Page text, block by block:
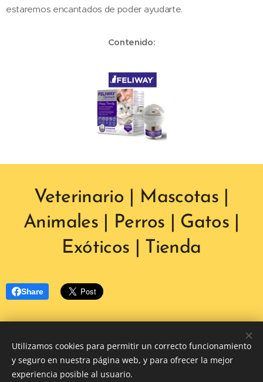
estaremos encantados de poder ayudarte.
Contenido:
Veterinario | Mascotas |
Animales | Perros | Gatos |
Exóticos | Tienda
Share
Utilizamos cookies para permitir un correcto funcionamiento
y seguro en nuestra página web, y para ofrecer la mejor
experiencia posible al usuario.